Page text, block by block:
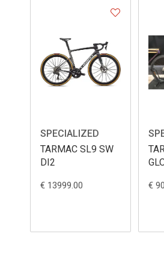
SPECIALIZED
TARMAC SL9 SW
DI2
€ 13999.00 €